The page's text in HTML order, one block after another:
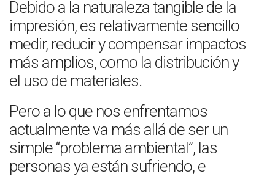
Debido a la naturaleza tangible de la
impresión, es relativamente sencillo
medir, reducir y compensar impactos
más amplios, como la distribución y
el uso de materiales.
Pero a lo que nos enfrentamos
actualmente va más allá de ser un
simple “problema ambiental”, las
personas ya están sufriendo, e